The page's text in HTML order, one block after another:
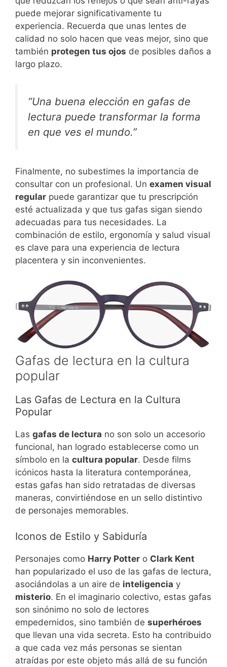
puede mejorar significativamente tu
experiencia. Recuerda que unas lentes de
calidad no solo hacen que veas mejor, sino que
también protegen tus ojos de posibles daños a
largo plazo.
“Una buena elección en gafas de
lectura puede transformar la forma
en que ves el mundo.”
Finalmente, no subestimes la importancia de
consultar con un profesional. Un examen visual
regular puede garantizar que tu prescripción
esté actualizada y que tus gafas sigan siendo
adecuadas para tus necesidades. La
combinación de estilo, ergonomía y salud visual
es clave para una experiencia de lectura
placentera y sin inconvenientes.
Gafas de lectura en la cultura
popular
Las Gafas de Lectura en la Cultura
Popular
Las gafas de lectura no son solo un accesorio
funcional, han logrado establecerse como un
símbolo en la cultura popular. Desde films
icónicos hasta la literatura contemporánea,
estas gafas han sido retratadas de diversas
maneras, convirtiéndose en un sello distintivo
de personajes memorables.
Iconos de Estilo y Sabiduría
Personajes como Harry Potter o Clark Kent
han popularizado el uso de las gafas de lectura,
asociándolas a un aire de inteligencia y
misterio. En el imaginario colectivo, estas gafas
son sinónimo no solo de lectores
empedernidos, sino también de superhéroes
que llevan una vida secreta. Esto ha contribuido
a que cada vez más personas se sientan
atraídas por este objeto más allá de su función